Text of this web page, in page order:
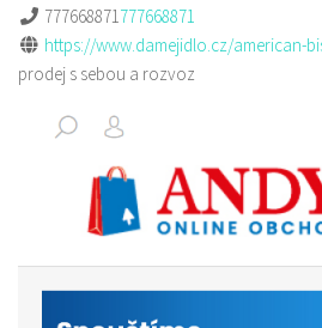
777668871777668871
https://www.damejidlo.cz/american-
prodej s sebou a rozvoz